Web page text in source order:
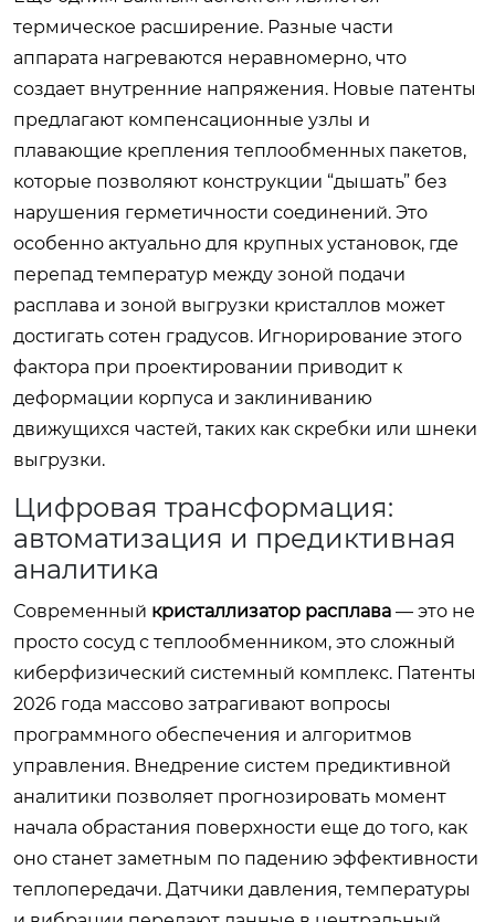
термическое расширение. Разные части
аппарата нагреваются неравномерно, что
создает внутренние напряжения. Новые патенты
предлагают компенсационные узлы и
плавающие крепления теплообменных пакетов,
которые позволяют конструкции “дышать” без
нарушения герметичности соединений. Это
особенно актуально для крупных установок, где
перепад температур между зоной подачи
расплава и зоной выгрузки кристаллов может
достигать сотен градусов. Игнорирование этого
фактора при проектировании приводит к
деформации корпуса и заклиниванию
движущихся частей, таких как скребки или шнеки
выгрузки.
Цифровая трансформация:
автоматизация и предиктивная
аналитика
Современный кристаллизатор расплава — это не
просто сосуд с теплообменником, это сложный
киберфизический системный комплекс. Патенты
2026 года массово затрагивают вопросы
программного обеспечения и алгоритмов
управления. Внедрение систем предиктивной
аналитики позволяет прогнозировать момент
начала обрастания поверхности еще до того, как
оно станет заметным по падению эффективности
теплопередачи. Датчики давления, температуры